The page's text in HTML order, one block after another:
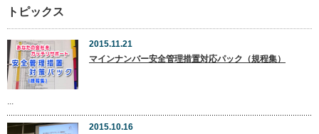
トピックス
2015.11.21
マインナンバー安全管理措置対応パック（規程集）
2015.10.16